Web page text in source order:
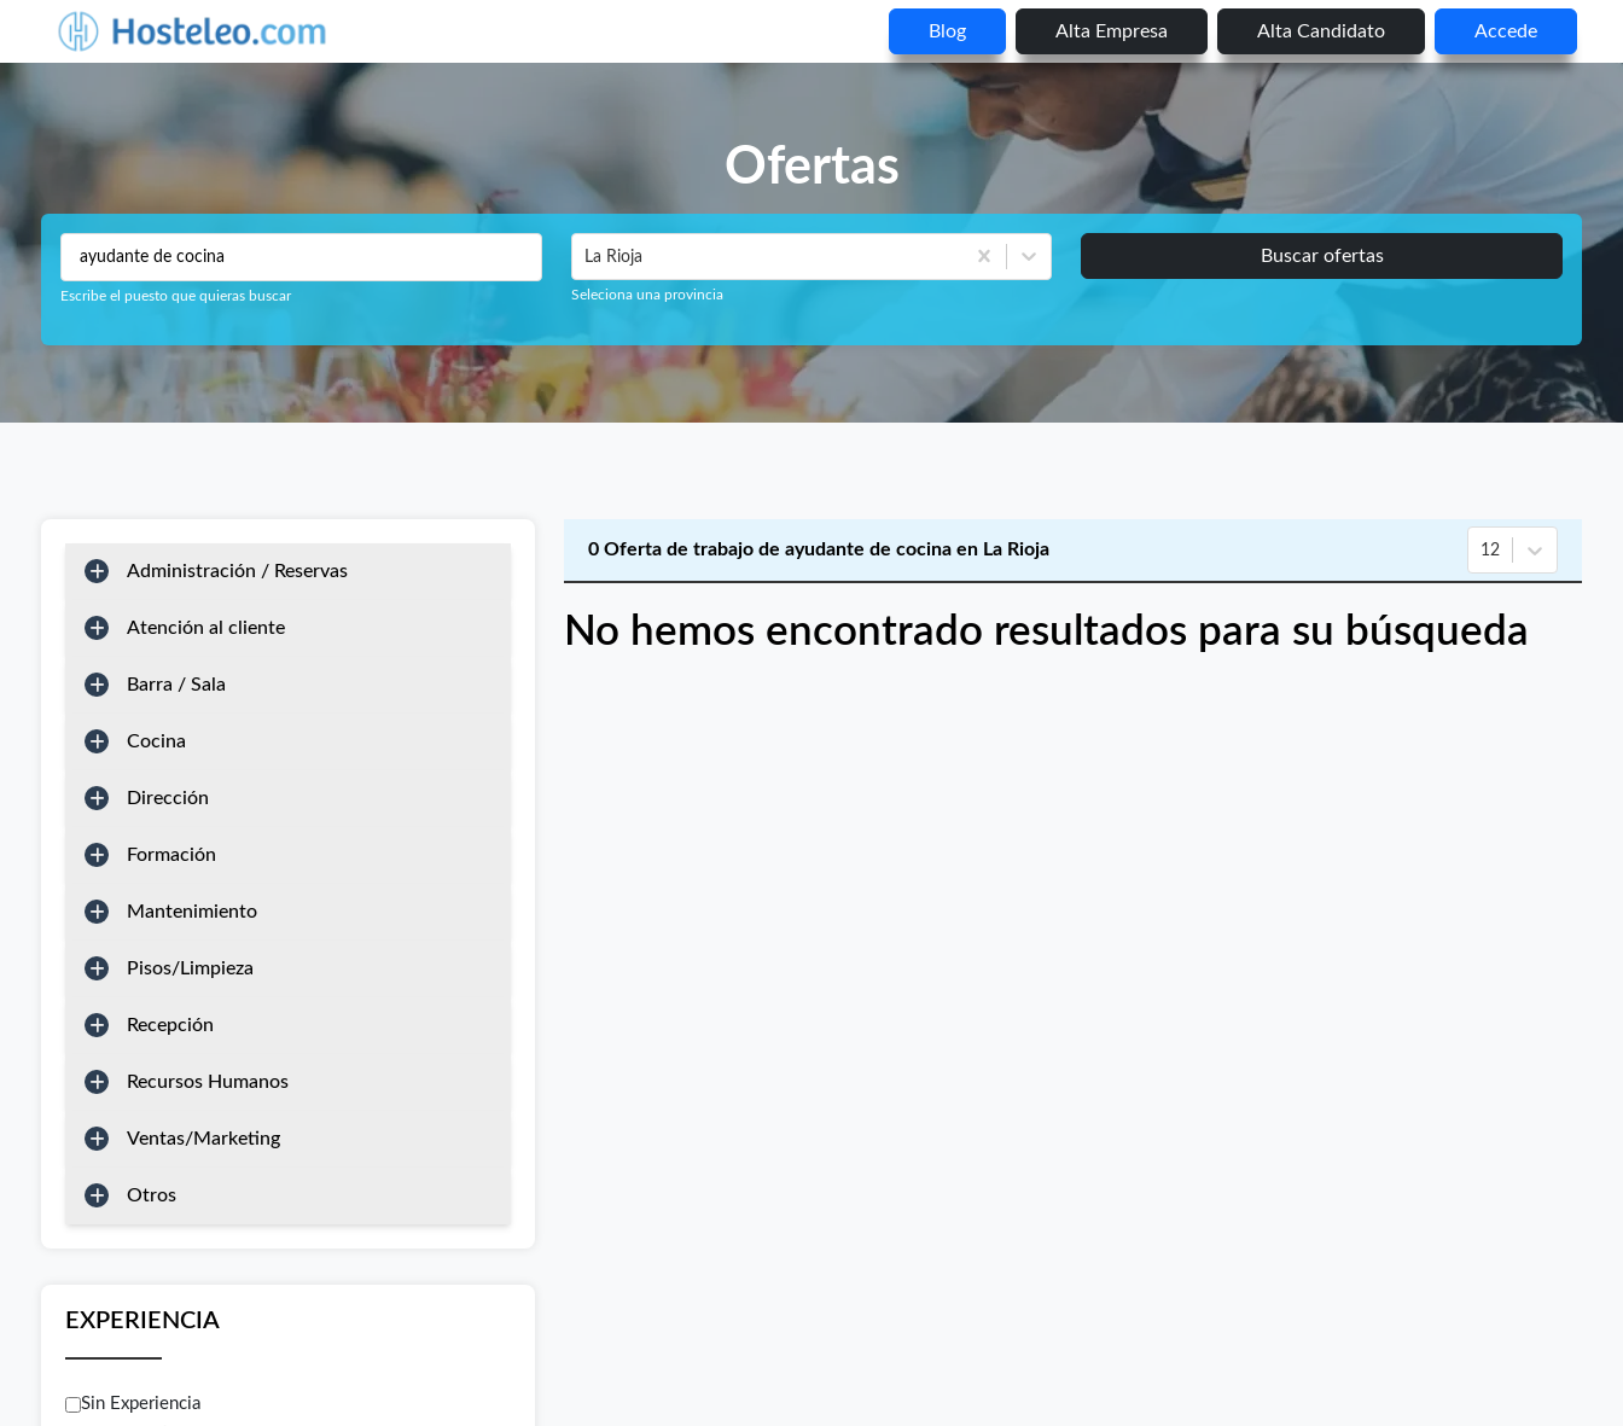
Blog Alta Empresa Alta Candidato Accede
Ofertas
Escribe el puesto que quieras buscar
La Rioja
Seleciona una provincia
Buscar ofertas
Administración / Reservas
Atención al cliente
Barra / Sala
Cocina
Dirección
Formación
Mantenimiento
Pisos/Limpieza
Recepción
Recursos Humanos
Ventas/Marketing
Otros
EXPERIENCIA
Sin Experiencia
0 Oferta de trabajo de ayudante de cocina en La Rioja 12
No hemos encontrado resultados para su búsqueda